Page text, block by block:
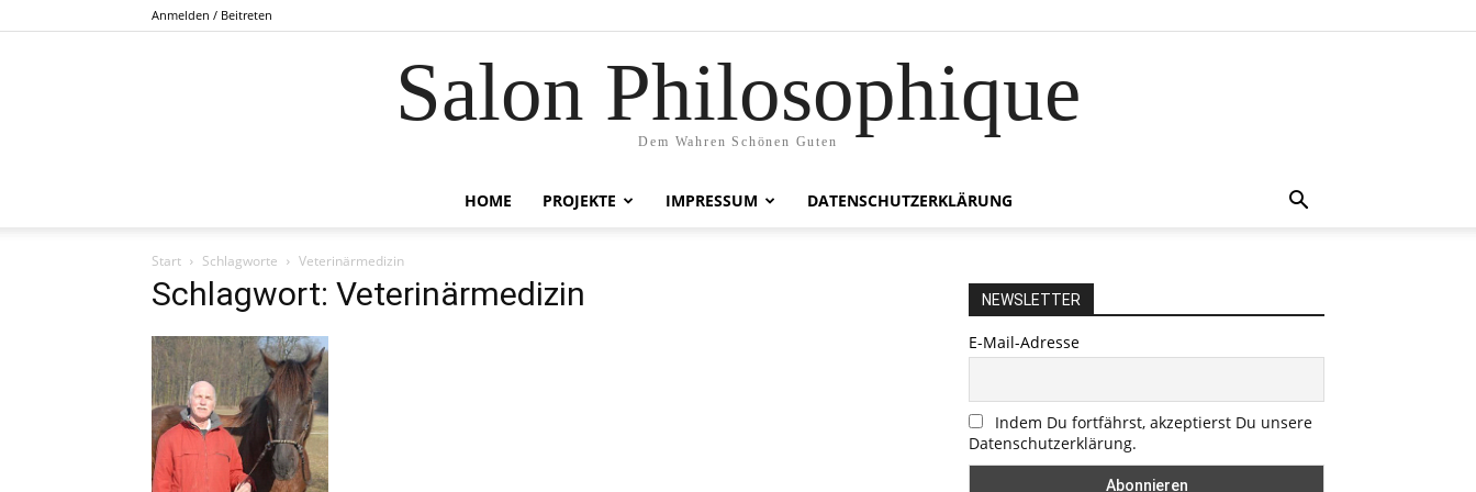
Anmelden / Beitreten
Salon Philosophique
Dem Wahren Schönen Guten
HOME PROJEKTE IMPRESSUM DATENSCHUTZERKLÄRUNG
Start Schlagworte Veterinärmedizin
Schlagwort: Veterinärmedizin NEWSLETTER
E-Mail-Adresse
Indem Du fortfährst, akzeptierst Du unsere
Datenschutzerklärung.